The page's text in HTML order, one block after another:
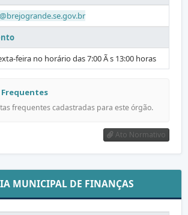
feira no horário das 7:00 Ã s 13:00 horas
frequentes cadastradas para este órgão.
Ato Normativo
MUNICIPAL DE FINANÇAS